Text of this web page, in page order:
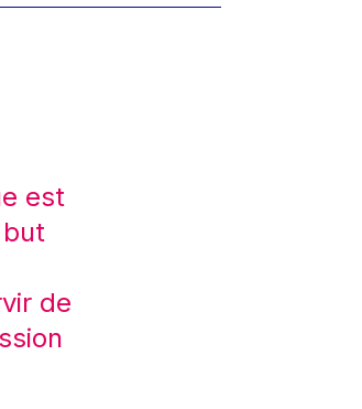
est
de